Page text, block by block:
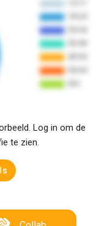
Log in om de
te zien.